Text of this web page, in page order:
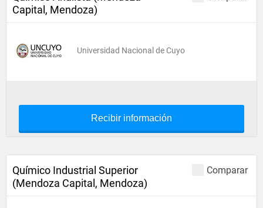
Capital, Mendoza)
Universidad Nacional de Cuyo
Recibir información
Comparar
Químico Industrial Superior
(Mendoza Capital, Mendoza)